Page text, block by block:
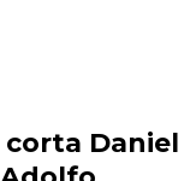
corta Daniel